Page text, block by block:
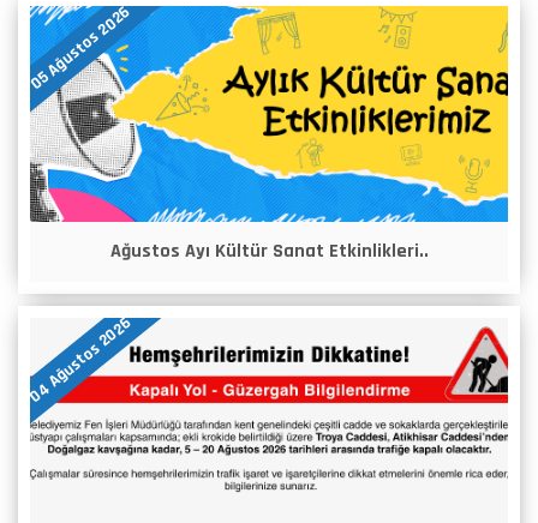
05 Ağustos 2026
Ağustos Ayı Kültür Sanat Etkinlikleri..
04 Ağustos 2026